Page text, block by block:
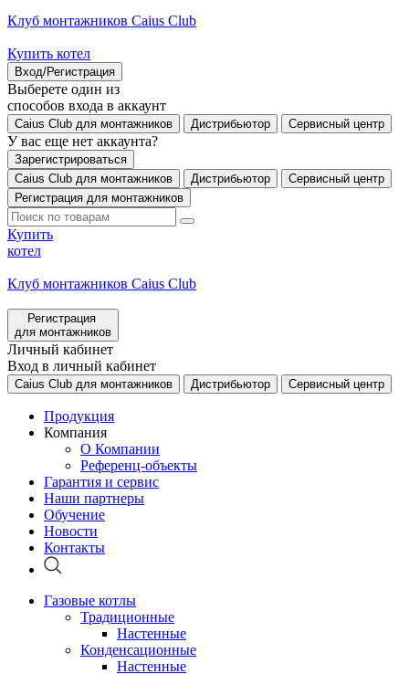
Клуб монтажников Caius Club
Купить котел
Вход/Регистрация
Выберете один из
способов входа в аккаунт
Caius Club для монтажников Дистрибьютор Сервисный центр
У вас еще нет аккаунта?
Зарегистрироваться
Caius Club для монтажников
Дистрибьютор
Сервисный центр
Регистрация для монтажников
Купить
котел
Клуб монтажников Caius Club
Регистрация
для монтажников
Личный кабинет
Вход в личный кабинет
Caius Club для монтажников Дистрибьютор Сервисный центр
Продукция
Компания
О Компании
Референц-объекты
Гарантия и сервис
Наши партнеры
Обучение
Новости
Контакты
Газовые котлы
Традиционные
Настенные
Конденсационные
Настенные